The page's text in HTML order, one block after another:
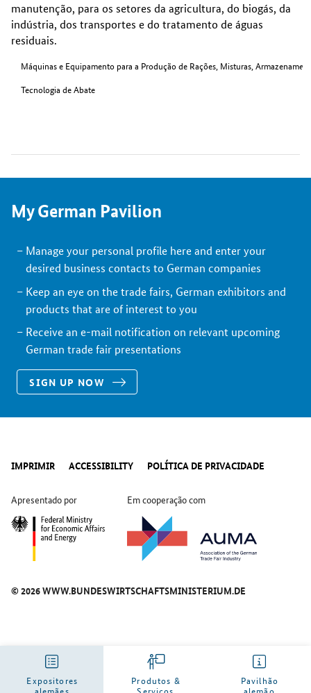
manutenção, para os setores da agricultura, do biogás, da
indústria, dos transportes e do tratamento de águas
residuais.
Máquinas e Equipamento para a Produção de Rações, Misturas,
Tecnologia de Abate
My German Pavilion
Manage your personal profile here and enter your
desired business contacts to German companies
Keep an eye on the trade fairs, German exhibitors and
products that are of interest to you
Receive an e-mail notification on relevant upcoming
German trade fair presentations
SIGN UP NOW
IMPRIMIR ACCESSIBILITY POLÍTICA DE PRIVACIDADE
Apresentado por Em cooperação com
© 2026 WWW.BUNDESWIRTSCHAFTSMINISTERIUM.DE
Expositores Produtos & Pavilhão